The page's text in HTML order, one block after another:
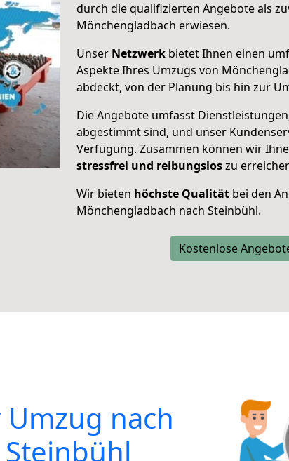
durch die qualifizierten Angebote als
Mönchengladbach erwiesen.
Unser Netzwerk bietet Ihnen einen
Aspekte Ihres Umzugs von
abdeckt, von der Planung bis hin zur
Die Angebote umfasst
abgestimmt sind, und unser
Verfügung. Zusammen können wir
stressfrei und reibungsloszu
Wir bieten höchste Qualität bei den
Mönchengladbach nach Steinbühl.
Kostenlose
nach
Steinbühl